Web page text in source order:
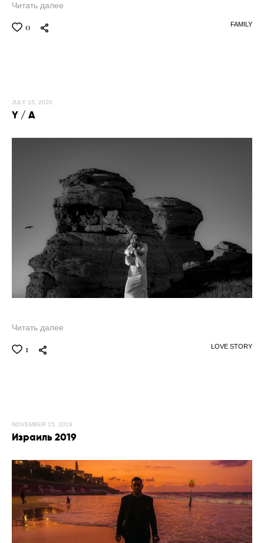
Читать далее
0 FAMILY
Читать далее
1 LOVE STORY
JULY 15, 2020
Y / A
NOVEMBER 15, 2019
Израиль 2019